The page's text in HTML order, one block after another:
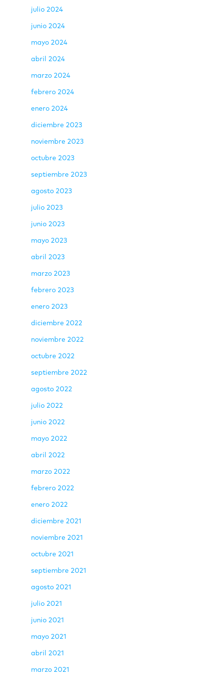
julio 2024
junio 2024
mayo 2024
abril 2024
marzo 2024
febrero 2024
enero 2024
diciembre 2023
noviembre 2023
octubre 2023
septiembre 2023
agosto 2023
julio 2023
junio 2023
mayo 2023
abril 2023
marzo 2023
febrero 2023
enero 2023
diciembre 2022
noviembre 2022
octubre 2022
septiembre 2022
agosto 2022
julio 2022
junio 2022
mayo 2022
abril 2022
marzo 2022
febrero 2022
enero 2022
diciembre 2021
noviembre 2021
octubre 2021
septiembre 2021
agosto 2021
julio 2021
junio 2021
mayo 2021
abril 2021
marzo 2021